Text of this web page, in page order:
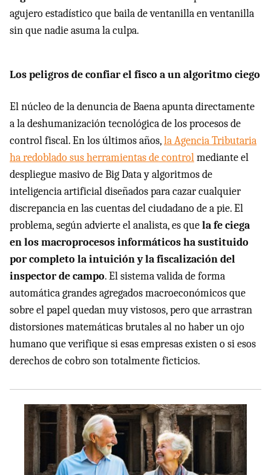
agujero estadístico que baila de ventanilla en ventanilla
sin que nadie asuma la culpa.
Los peligros de confiar el fisco a un algoritmo ciego
El núcleo de la denuncia de Baena apunta directamente
a la deshumanización tecnológica de los procesos de
control fiscal. En los últimos años,la Agencia Tributaria
ha redoblado sus herramientas de controlmediante el
despliegue masivo de Big Data y algoritmos de
inteligencia artificial diseñados para cazar cualquier
discrepancia en las cuentas del ciudadano de a pie. El
problema, según advierte el analista, es quela fe ciega
en los macroprocesos informáticos ha sustituido
por completo la intuición y la fiscalización del
inspector de campo. El sistema valida de forma
automática grandes agregados macroeconómicos que
sobre el papel quedan muy vistosos, pero que arrastran
distorsiones matemáticas brutales al no haber un ojo
humano que verifique si esas empresas existen o si esos
derechos de cobro son totalmente ficticios.